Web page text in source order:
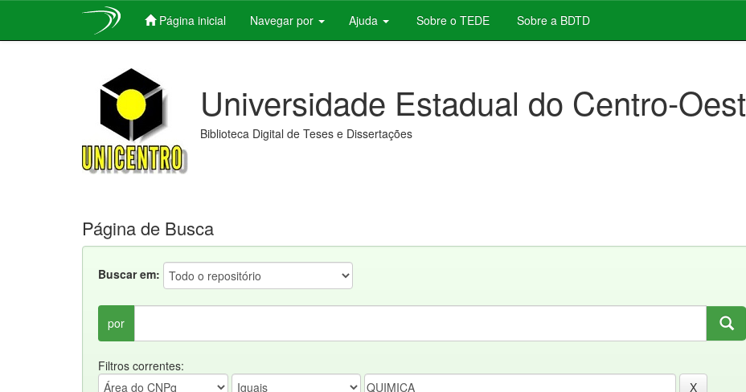
Página inicial Navegar por Ajuda Sobre o TEDE Sobre a BDTD
Universidade Estadual do Centro-
Biblioteca Digital de Teses e Dissertações
Página de Busca
Buscar em:
por
Filtros correntes: